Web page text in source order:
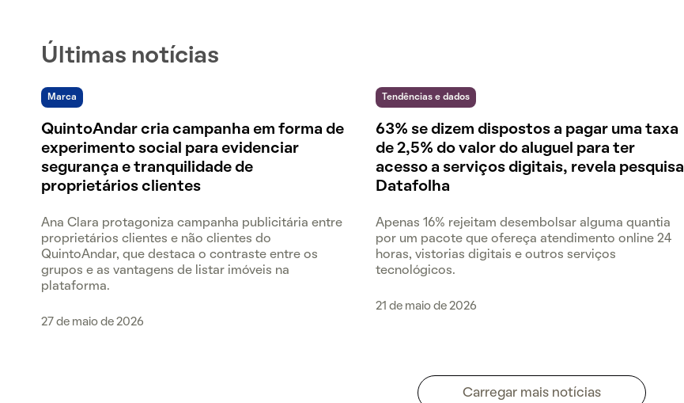
Últimas notícias
Marca
QuintoAndar cria campanha em forma de
experimento social para evidenciar
segurança e tranquilidade de
proprietários clientes
Ana Clara protagoniza campanha publicitária entre
proprietários clientes e não clientes do
QuintoAndar, que destaca o contraste entre os
grupos e as vantagens de listar imóveis na
plataforma.
27 de maio de 2026
Tendências e dados
63% se dizem dispostos a pagar uma taxa
de 2,5% do valor do aluguel para ter
acesso a serviços digitais, revela pesquisa
Datafolha
Apenas 16% rejeitam desembolsar alguma quantia
por um pacote que ofereça atendimento online 24
horas, vistorias digitais e outros serviços
tecnológicos.
21 de maio de 2026
Carregar mais notícias